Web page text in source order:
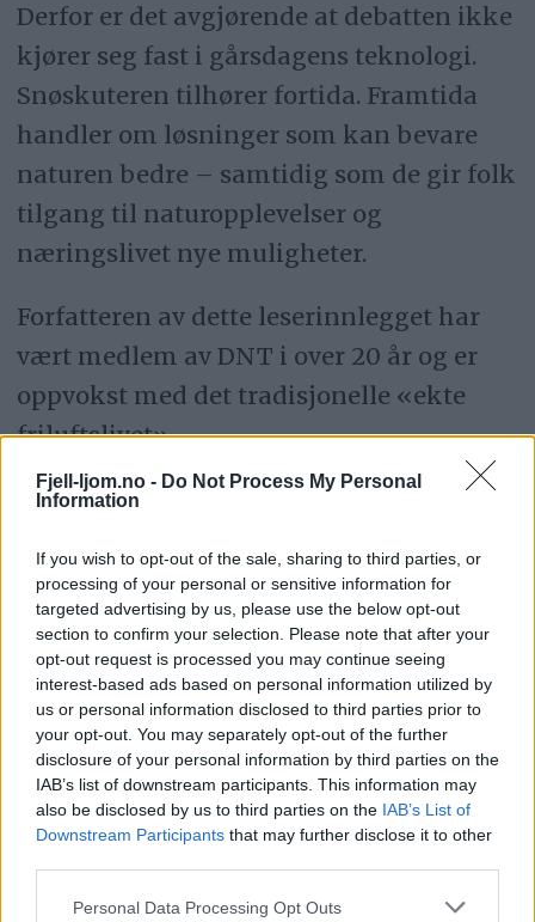
Fjell-ljom.no - Do Not Process My Personal
Information
If you wish to opt-out of the sale, sharing to third parties, or
processing of your personal or sensitive information for
targeted advertising by us, please use the below opt-out
section to confirm your selection. Please note that after your
opt-out request is processed you may continue seeing
interest-based ads based on personal information utilized by
us or personal information disclosed to third parties prior to
your opt-out. You may separately opt-out of the further
disclosure of your personal information by third parties on the
IAB’s list of downstream participants. This information may
also be disclosed by us to third parties on the IAB’s List of
Downstream Participants that may further disclose it to other
Personal Data Processing Opt Outs
Derfor er det avgjørende at debatten ikke
kjører seg fast i gårsdagens teknologi.
Snøskuteren tilhører fortida. Framtida
handler om løsninger som kan bevare
naturen bedre – samtidig som de gir folk
tilgang til naturopplevelser og
næringslivet nye muligheter.
Forfatteren av dette leserinnlegget har
vært medlem av DNT i over 20 år og er
oppvokst med det tradisjonelle «ekte
friluftslivet».
Gi framtida en sjanse!
DEBATT
AI-STYRTE ROBOTER
FRILUFTSLIV
SNØSKUTER
REISELIV
NY TEKNOLOGI
NATURVERN
MOTORFERDSELSLOV